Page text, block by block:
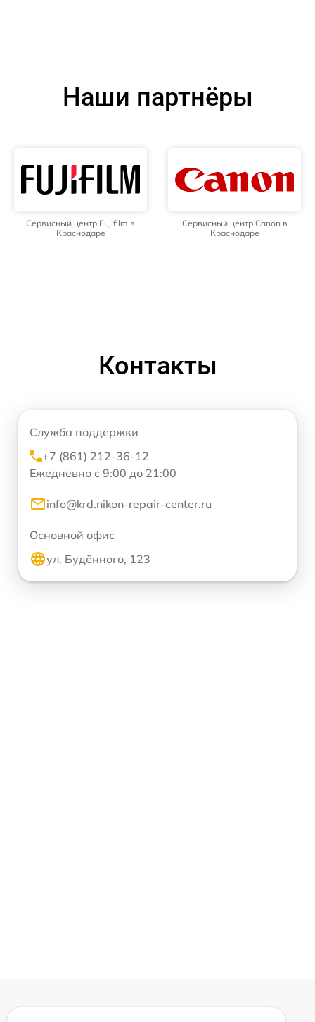
Наши партнёры
Сервисный центр Fujifilm в
Краснодаре
Сервисный центр Canon в
Краснодаре
Контакты
Служба поддержки
+7 (861) 212-36-12
Ежедневно с 9:00 до 21:00
info@krd.nikon-repair-center.ru
Основной офис
ул. Будённого, 123